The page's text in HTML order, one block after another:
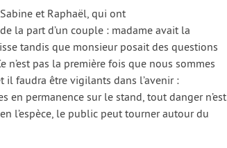
et Raphaël, qui ont
la part d’un couple : madame avait la
tandis que monsieur posait des questions
n’est pas la première fois que nous sommes
il faudra être vigilants dans l’avenir :
en permanence sur le stand, tout danger n’est
l’espèce, le public peut tourner autour du